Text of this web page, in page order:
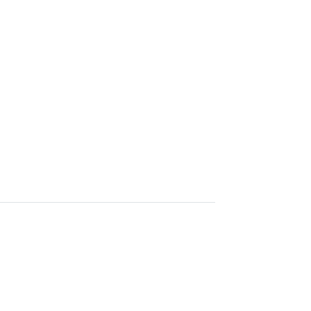
de l’œuvre originale.